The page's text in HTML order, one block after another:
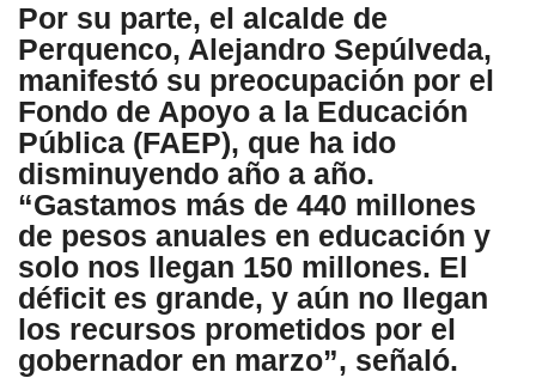
Por su parte, el alcalde de
Perquenco, Alejandro Sepúlveda,
manifestó su preocupación por el
Fondo de Apoyo a la Educación
Pública (FAEP), que ha ido
disminuyendo año a año.
“Gastamos más de 440 millones
de pesos anuales en educación y
solo nos llegan 150 millones. El
déficit es grande, y aún no llegan
los recursos prometidos por el
gobernador en marzo”, señaló.